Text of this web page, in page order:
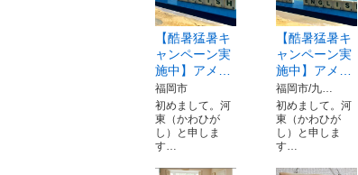
【酷暑猛暑キ
ャンペーン実
施中】アメ…
福岡市
初めまして。河
東（かわひが
し）と申しま
す…
【酷暑猛暑キ
ャンペーン実
施中】アメ…
福岡市/九…
初めまして。河
東（かわひが
し）と申しま
す…